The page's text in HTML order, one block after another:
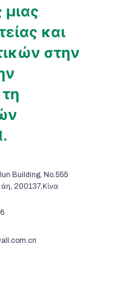
και
στην
Building, No.555
200137,Κίνα